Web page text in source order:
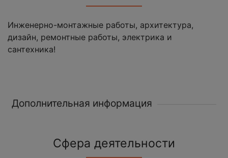
Инженерно-монтажные работы, архитектура,
дизайн, ремонтные работы, электрика и
сантехника!
Дополнительная информация
Сфера деятельности